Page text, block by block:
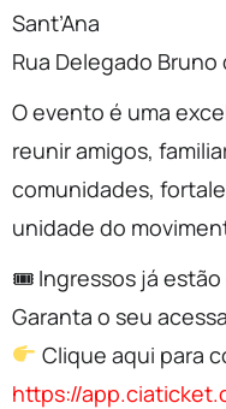
Sant’Ana
Rua Delegado Bruno
O evento é uma
reunir amigos,
comunidades,
unidade do
🎟 Ingressos já estão
Garanta o seu
Clique aqui para
https://